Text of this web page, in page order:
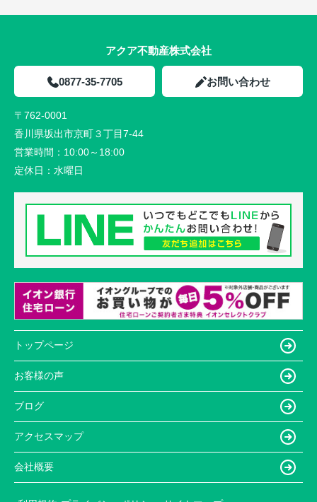
アクア不動産株式会社
0877-35-7705 お問い合わせ
〒762-0001
香川県坂出市京町３丁目7-44
営業時間： 10:00～18:00
定休日： 水曜日
トップページ
お客様の声
ブログ
アクセスマップ
会社概要